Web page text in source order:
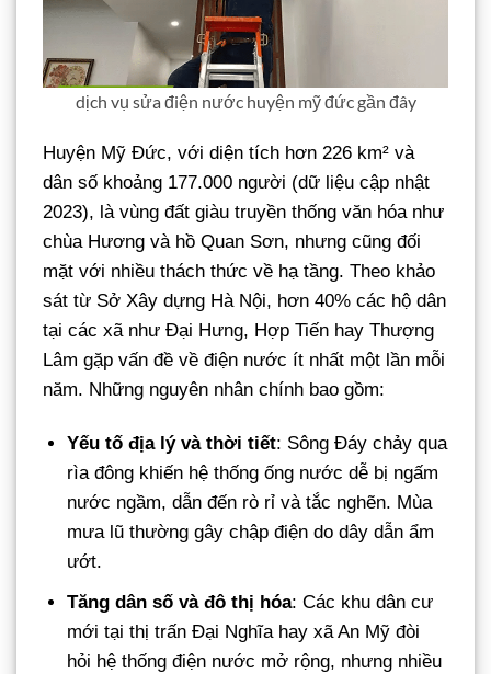
dịch vụ sửa điện nước huyện mỹ đức gần đây
Huyện Mỹ Đức, với diện tích hơn 226 km² và
dân số khoảng 177.000 người (dữ liệu cập nhật
2023), là vùng đất giàu truyền thống văn hóa như
chùa Hương và hồ Quan Sơn, nhưng cũng đối
mặt với nhiều thách thức về hạ tầng. Theo khảo
sát từ Sở Xây dựng Hà Nội, hơn 40% các hộ dân
tại các xã như Đại Hưng, Hợp Tiến hay Thượng
Lâm gặp vấn đề về điện nước ít nhất một lần mỗi
năm. Những nguyên nhân chính bao gồm:
Yếu tố địa lý và thời tiết: Sông Đáy chảy qua
rìa đông khiến hệ thống ống nước dễ bị ngấm
nước ngầm, dẫn đến rò rỉ và tắc nghẽn. Mùa
mưa lũ thường gây chập điện do dây dẫn ẩm
ướt.
Tăng dân số và đô thị hóa: Các khu dân cư
mới tại thị trấn Đại Nghĩa hay xã An Mỹ đòi
hỏi hệ thống điện nước mở rộng, nhưng nhiều